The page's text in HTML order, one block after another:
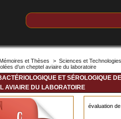
Mémoires et Thèses > Sciences et Technologies
d’un cheptel aviaire du laboratoire
ET SÉROLOGIQUE
AVIAIRE DU LABORATOIRE
évaluation